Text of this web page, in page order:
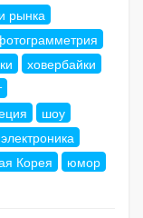
рынка
ховербайки
шоу
электроника
Корея
юмор